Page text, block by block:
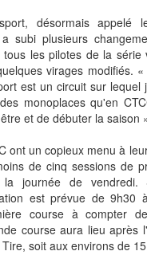
désormais appelé
subi plusieurs
les pilotes de la série
virages modifiés.
est un circuit sur lequel
monoplaces qu'en
et de débuter la saison
ont un copieux menu à
de cinq sessions de
la journée de vendredi.
est prévue de 9h30
course à compter
course aura lieu après
soit aux environs de